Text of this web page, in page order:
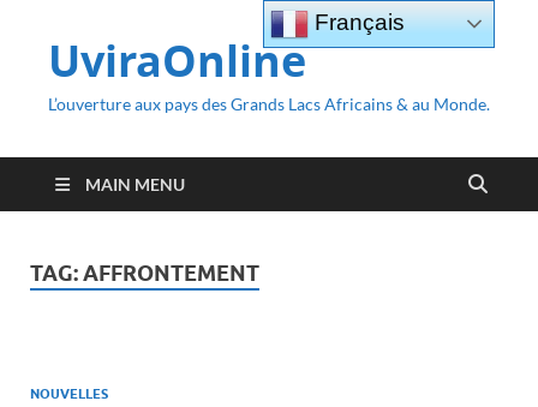
UviraOnline
L’ouverture aux pays des Grands Lacs Africains & au Monde.
MAIN MENU
TAG:AFFRONTEMENT
NOUVELLES
Français